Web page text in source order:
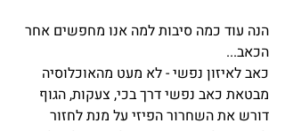
הנה עוד כמה סיבות למה אנו מחפשים אחר
הכאב...
כאב לאיזון נפשי - לא מעט מהאוכלוסיה
מבטאת כאב נפשי דרך בכי, צעקות, הגוף
דורש את השחרור הפיזי על מנת לחזור